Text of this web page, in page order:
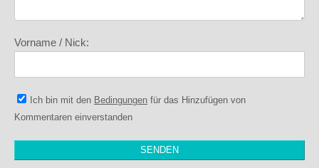
Vorname / Nick:
Ich bin mit den Bedingungen für das Hinzufügen von
Kommentaren einverstanden